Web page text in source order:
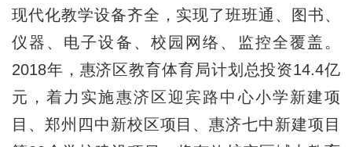
现代化教学设备齐全，实现了班班通、图书、
仪器、电子设备、校园网络、监控全覆盖。
2018年，惠济区教育体育局计划总投资14.4亿
元，着力实施惠济区迎宾路中心小学新建项
目、郑州四中新校区项目、惠济七中新建项目